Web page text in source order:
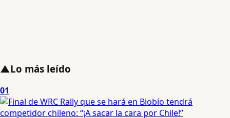
▲Lo más leído
01